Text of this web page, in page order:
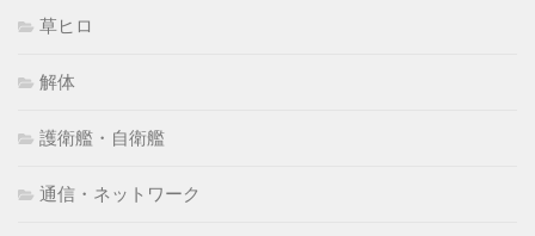
草ヒロ
解体
護衛艦・自衛艦
通信・ネットワーク